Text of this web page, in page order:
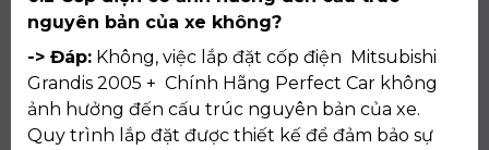
nguyên bản của xe không?
-> Đáp: Không, việc lắp đặt cốp điện Mitsubishi
Grandis 2005 + Chính Hãng Perfect Car không
ảnh hưởng đến cấu trúc nguyên bản của xe.
Quy trình lắp đặt được thiết kế để đảm bảo sự